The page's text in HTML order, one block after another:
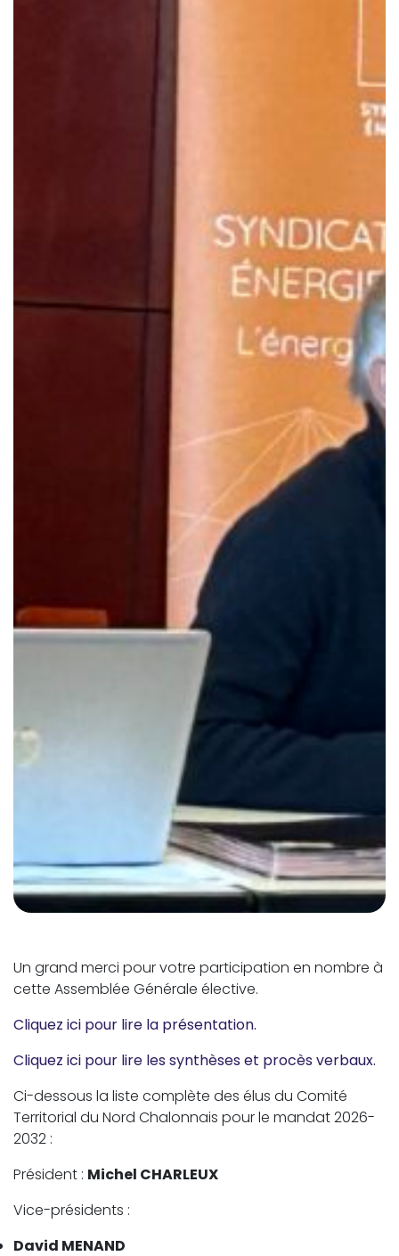
Un grand merci pour votre participation en nombre à
cette Assemblée Générale élective.
Cliquez ici pour lire la présentation.
Cliquez ici pour lire les synthèses et procès verbaux.
Ci-dessous la liste complète des élus du Comité
Territorial du Nord Chalonnais pour le mandat 2026-
2032 :
Président : Michel CHARLEUX
Vice-présidents :
David MENAND